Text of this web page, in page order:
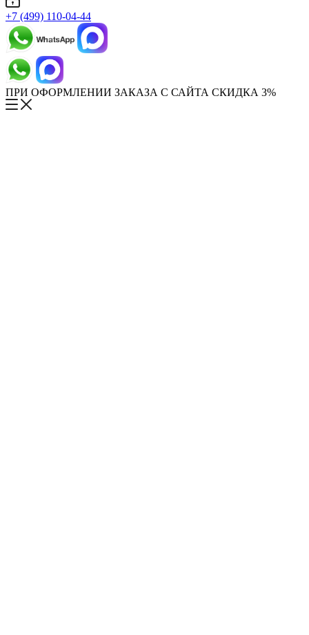
+7 (499) 110-04-44
ПРИ ОФОРМЛЕНИИ ЗАКАЗА С САЙТА СКИДКА 3%